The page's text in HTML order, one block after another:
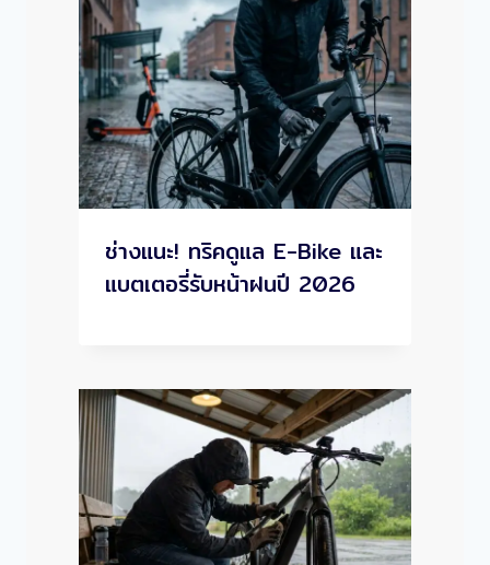
ช่างแนะ! ทริคดูแล E-Bike และ
แบตเตอรี่รับหน้าฝนปี 2026